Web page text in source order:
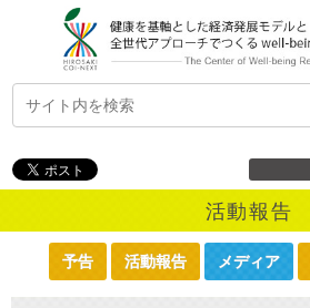
活動報告
予告 活動報告 メディア